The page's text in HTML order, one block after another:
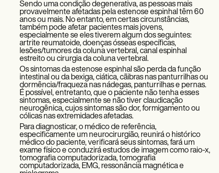
Sendo uma condição degenerativa, as pessoas mais
provavelmente afetadas pela estenose espinhal têm 60
anos ou mais. No entanto, em certas circunstâncias,
também pode afetar pacientes mais jovens,
especialmente se eles tiverem algum dos seguintes:
artrite reumatoide, doenças ósseas específicas,
lesões/tumores da coluna vertebral, canal espinhal
estreito ou cirurgia da coluna vertebral.
Os sintomas da estenose espinhal são perda da função
intestinal ou da bexiga, ciática, cãibras nas panturrilhas ou
dormência/fraqueza nas nádegas, panturrilhas e pernas.
É possível, entretanto, que o paciente não tenha esses
sintomas, especialmente se não tiver claudicação
neurogênica, cujos sintomas são dor, formigamento ou
cólicas nas extremidades afetadas.
Para diagnosticar, o médico de referência,
especificamente um neurocirurgião, reunirá o histórico
médico do paciente, verificará seus sintomas, fará um
exame físico e conduzirá estudos de imagem como raio-x,
tomografia computadorizada, tomografia
computadorizada, EMG, ressonância magnética e